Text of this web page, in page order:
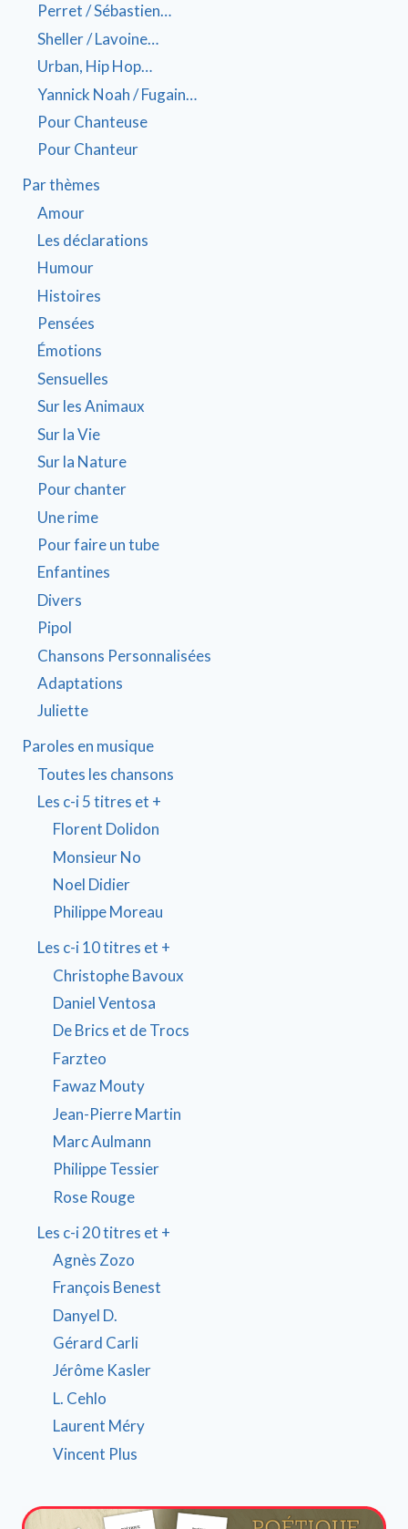
Perret / Sébastien…
Sheller / Lavoine…
Urban, Hip Hop…
Yannick Noah / Fugain…
Pour Chanteuse
Pour Chanteur
Par thèmes
Amour
Les déclarations
Humour
Histoires
Pensées
Émotions
Sensuelles
Sur les Animaux
Sur la Vie
Sur la Nature
Pour chanter
Une rime
Pour faire un tube
Enfantines
Divers
Pipol
Chansons Personnalisées
Adaptations
Juliette
Paroles en musique
Toutes les chansons
Les c-i 5 titres et +
Florent Dolidon
Monsieur No
Noel Didier
Philippe Moreau
Les c-i 10 titres et +
Christophe Bavoux
Daniel Ventosa
De Brics et de Trocs
Farzteo
Fawaz Mouty
Jean-Pierre Martin
Marc Aulmann
Philippe Tessier
Rose Rouge
Les c-i 20 titres et +
Agnès Zozo
François Benest
Danyel D.
Gérard Carli
Jérôme Kasler
L. Cehlo
Laurent Méry
Vincent Plus